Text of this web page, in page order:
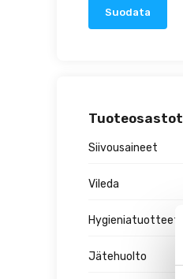
Suodata
Tuoteosastot
Siivousaineet
Vileda
Hygieniatuotteet
Jätehuolto